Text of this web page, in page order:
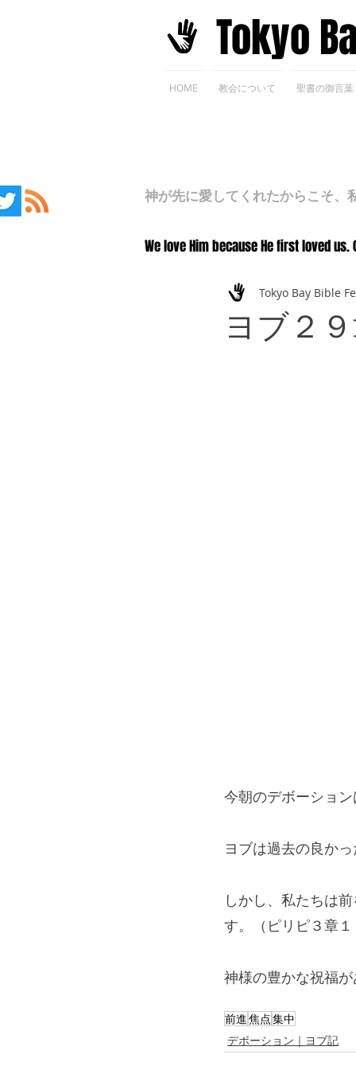
​Tokyo
HOME 教会について 聖書の御言葉
神が先に愛してくれたからこそ、
We love Him because He first loved us.
ヨブ２
Tokyo Bay Bible
今朝のデボーショ
ヨブは過去の良か
しかし、私たちは
す。（ピリピ３章
神様の豊かな祝福
前進焦点集中
デボーション｜ヨブ記